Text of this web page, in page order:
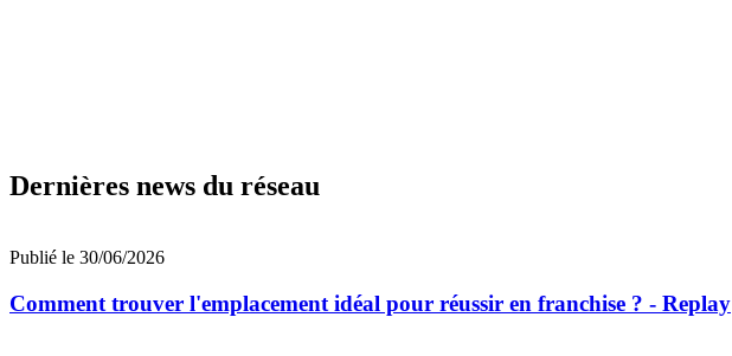
Dernières news du réseau
Publié le 30/06/2026
Comment trouver l'emplacement idéal pour réussir en franchise ? - Replay